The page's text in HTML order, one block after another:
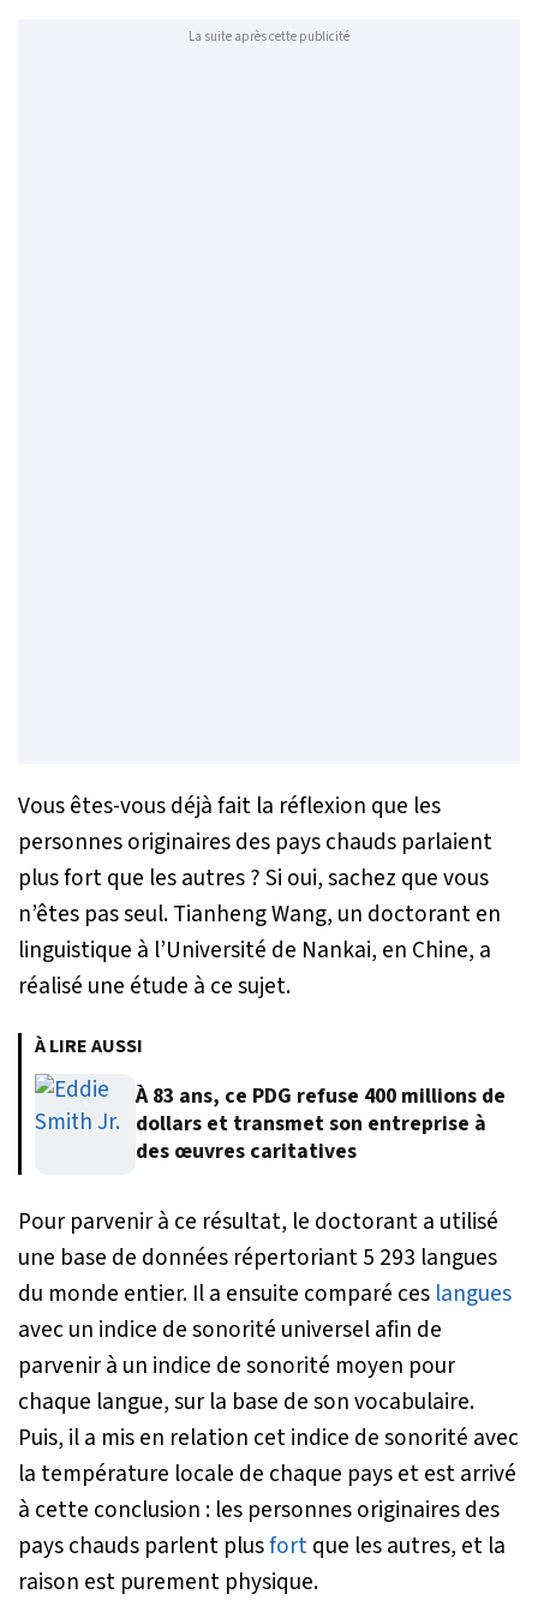
La suite après cette publicité
Vous êtes-vous déjà fait la réflexion que les
personnes originaires des pays chauds parlaient
plus fort que les autres ? Si oui, sachez que vous
n’êtes pas seul. Tianheng Wang, un doctorant en
linguistique à l’Université de Nankai, en Chine, a
réalisé une étude à ce sujet.
À LIRE AUSSI
À 83 ans, ce PDG refuse 400 millions de
dollars et transmet son entreprise à
des œuvres caritatives
Pour parvenir à ce résultat, le doctorant a utilisé
une base de données répertoriant 5 293 langues
du monde entier. Il a ensuite comparé ces langues
avec un indice de sonorité universel afin de
parvenir à un indice de sonorité moyen pour
chaque langue, sur la base de son vocabulaire.
Puis, il a mis en relation cet indice de sonorité avec
la température locale de chaque pays et est arrivé
à cette conclusion : les personnes originaires des
pays chauds parlent plusfortque les autres, et la
raison est purement physique.